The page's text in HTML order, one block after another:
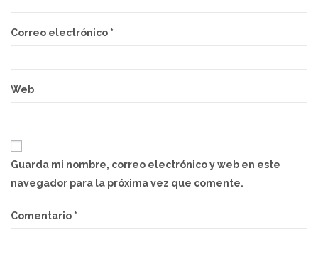
Correo electrónico *
Web
Guarda mi nombre, correo electrónico y web en este
navegador para la próxima vez que comente.
Comentario *